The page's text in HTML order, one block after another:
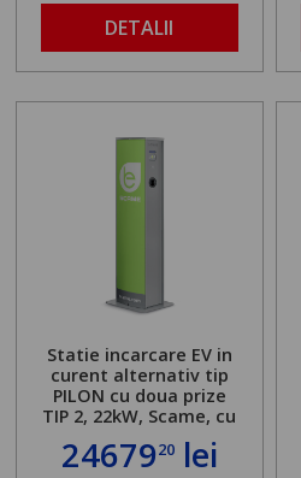
DETALII
Statie incarcare EV in
curent alternativ tip
PILON cu doua prize
TIP 2, 22kW, Scame, cu
server local
2467920lei